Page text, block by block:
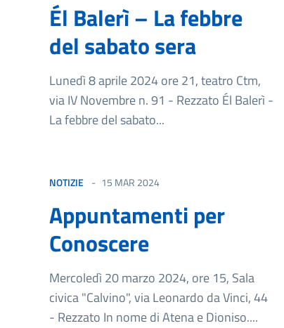
Él Balerì – La febbre
del sabato sera
Lunedì 8 aprile 2024 ore 21, teatro Ctm,
via IV Novembre n. 91 - Rezzato Él Balerì -
La febbre del sabato...
NOTIZIE 15 MAR 2024
Appuntamenti per
Conoscere
Mercoledì 20 marzo 2024, ore 15, Sala
civica "Calvino", via Leonardo da Vinci, 44
- Rezzato In nome di Atena e Dioniso....